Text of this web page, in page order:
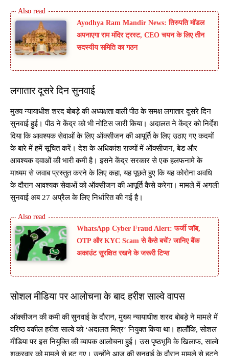
Ayodhya Ram Mandir News: तिरुपति मॉडल
अपनाएगा राम मंदिर ट्रस्ट, CEO चयन के लिए तीन
सदस्यीय समिति का गठन
लगातार दूसरे दिन सुनवाई
मुख्य न्यायाधीश शरद बोबड़े की अध्यक्षता वाली पीठ के समक्ष लगातार दूसरे दिन
सुनवाई हुई। पीठ ने केंद्र को भी नोटिस जारी किया। अदालत ने केंद्र को निर्देश
दिया कि आवश्यक सेवाओं के लिए ऑक्सीजन की आपूर्ति के लिए उठाए गए कदमों
के बारे में हमें सूचित करें। देश के अधिकांश राज्यों में ऑक्सीजन, बेड और
आवश्यक दवाओं की भारी कमी है। इसने केंद्र सरकार से एक हलफनामे के
माध्यम से जवाब प्रस्तुत करने के लिए कहा, यह पूछते हुए कि यह कोरोना अवधि
के दौरान आवश्यक सेवाओं को ऑक्सीजन की आपूर्ति कैसे करेगा। मामले में अगली
सुनवाई अब 27 अप्रैल के लिए निर्धारित की गई है।
WhatsApp Cyber Fraud Alert: फर्जी जॉब,
OTP और KYC Scam से कैसे बचें? जानिए बैंक
अकाउंट सुरक्षित रखने के जरूरी टिप्स
सोशल मीडिया पर आलोचना के बाद हरीश साल्वे वापस
ऑक्सीजन की कमी की सुनवाई के दौरान, मुख्य न्यायाधीश शरद बोबड़े ने मामले में
वरिष्ठ वकील हरीश साल्वे को ‘अदालत मित्र’ नियुक्त किया था। हालाँकि, सोशल
मीडिया पर इस नियुक्ति की व्यापक आलोचना हुई। उस पृष्ठभूमि के खिलाफ, साल्वे
शुक्रवार को मामले से हट गए। उन्होंने आज की सुनवाई के दौरान मामले से हटने